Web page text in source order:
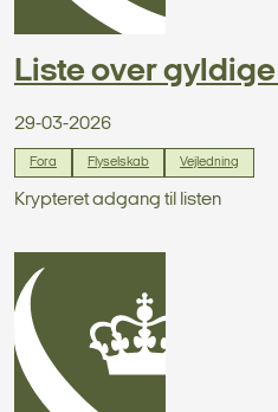
Liste over
29-03-2026
Fora Flyselskab Vejledning
Krypteret adgang til listen